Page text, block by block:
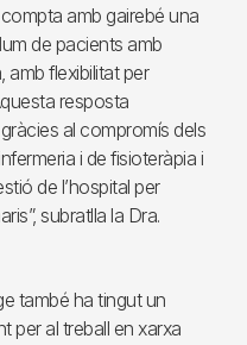
amb gairebé una
de pacients amb
amb flexibilitat per
resposta
al compromís dels
i de fisioteràpia i
de l’hospital per
subratlla la Dra.
també ha tingut un
per al treball en xarxa